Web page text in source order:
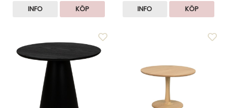
INFO KÖP INFO KÖP